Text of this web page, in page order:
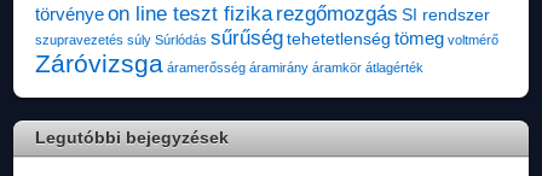
törvényeon line teszt fizika rezgőmozgás SI rendszer
szupravezetés súly Súrlódás sűrűség tehetetlenség tömeg voltmérő
Záróvizsga áramerősség áramirány áramkör átlagérték
Legutóbbi bejegyzések